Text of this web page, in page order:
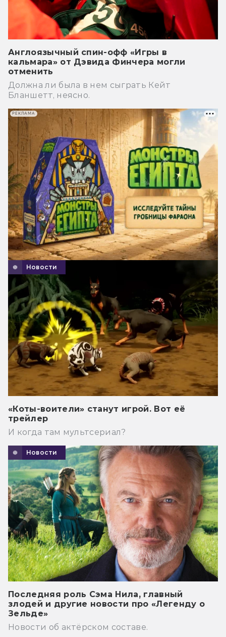
Англоязычный спин-офф «Игры в
кальмара» от Дэвида Финчера могли
отменить
Должна ли была в нем сыграть Кейт
Бланшетт, неясно.
Новости
«Коты-воители» станут игрой. Вот её
трейлер
И когда там мультсериал?
Новости
Последняя роль Сэма Нила, главный
злодей и другие новости про «Легенду о
Зельде»
Новости об актёрском составе.
РЕКЛАМА